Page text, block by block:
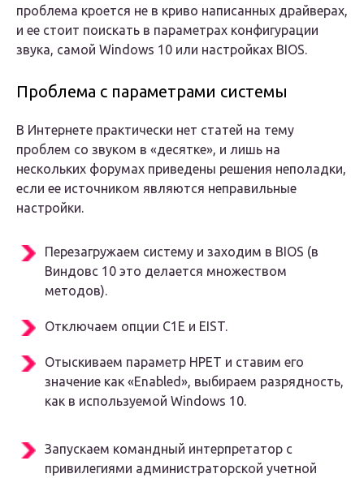
проблема кроется не в криво написанных драйверах,
и ее стоит поискать в параметрах конфигурации
звука, самой Windows 10 или настройках BIOS.
Проблема с параметрами системы
В Интернете практически нет статей на тему
проблем со звуком в «десятке», и лишь на
нескольких форумах приведены решения неполадки,
если ее источником являются неправильные
настройки.
Перезагружаем систему и заходим в BIOS (в
Виндовс 10 это делается множеством
методов).
Отключаем опции С1E и EIST.
Отыскиваем параметр HPET и ставим его
значение как «Enabled», выбираем разрядность,
как в используемой Windows 10.
Запускаем командный интерпретатор с
привилегиями администраторской учетной